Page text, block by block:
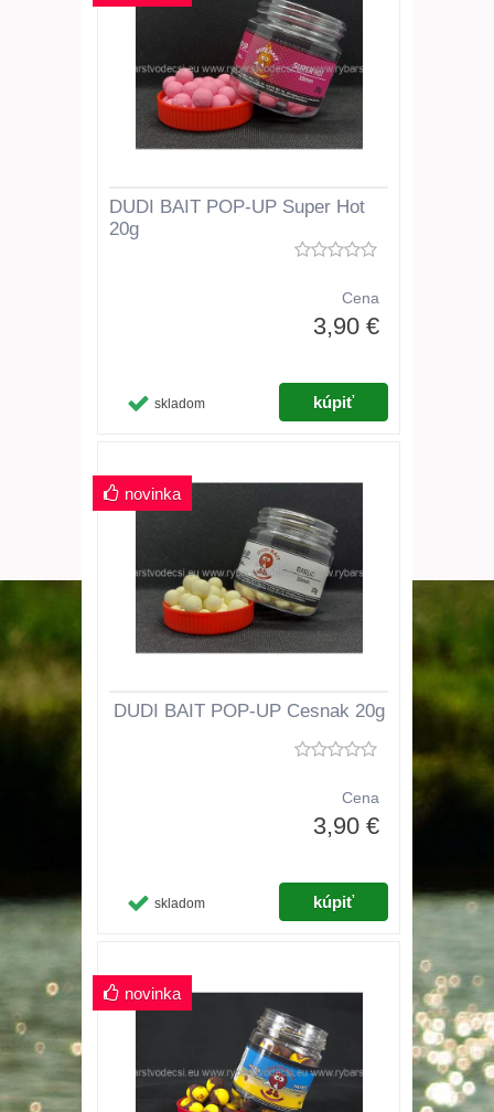
DUDI BAIT POP-UP Super Hot
20g
Cena
3,90 €
skladom
DUDI BAIT POP-UP Cesnak 20g
Cena
3,90 €
skladom
novinka
novinka